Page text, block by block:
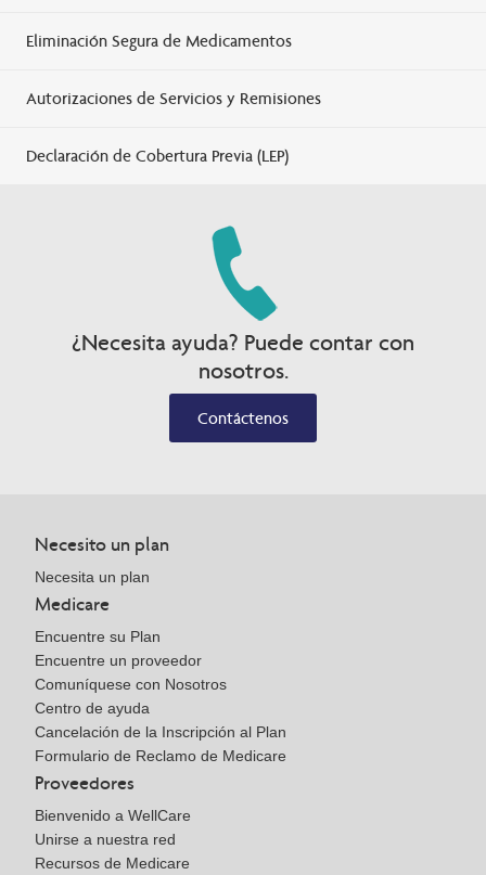
Eliminación Segura de Medicamentos
Autorizaciones de Servicios y Remisiones
Declaración de Cobertura Previa (LEP)
¿Necesita ayuda? Puede contar con
nosotros.
Contáctenos
Necesito un plan
Necesita un plan
Medicare
Encuentre su Plan
Encuentre un proveedor
Comuníquese con Nosotros
Centro de ayuda
Cancelación de la Inscripción al Plan
Formulario de Reclamo de Medicare
Proveedores
Bienvenido a WellCare
Unirse a nuestra red
Recursos de Medicare